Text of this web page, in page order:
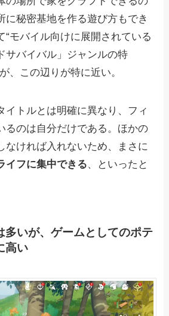
に秘密基地を作る遊び方もでき
“モバイル向けに展開されている
サバイバル」ジャンルの特
この辺りが特に近い。
イトルとは明確に異なり、フィ
るのは自分だけである。ほかの
なければ入れないため、まさに
イフに集中できる、といったと
多いが、ゲームとしてのポテ
高い